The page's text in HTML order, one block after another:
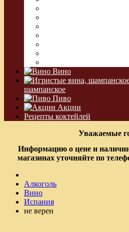
Вино
шампанское
Пиво
Акции
Рецепты коктейлей
Уважаемые
Информацию о цене и
магазинах уточняйте по
Алкоголь
Вино
Испания
не верен